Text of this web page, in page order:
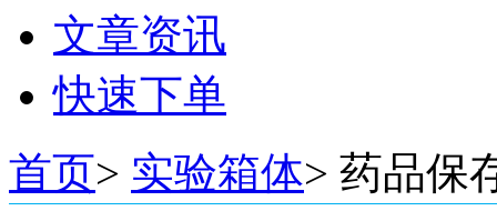
文章资讯
快速下单
首页> 实验箱体> 药品保